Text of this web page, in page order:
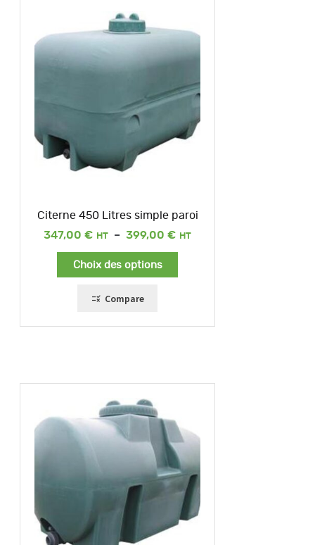
Citerne 450 Litres simple paroi
347,00 € – 399,00 €
Plage
Choix des options
Compare